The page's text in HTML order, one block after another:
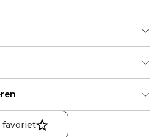
favoriet